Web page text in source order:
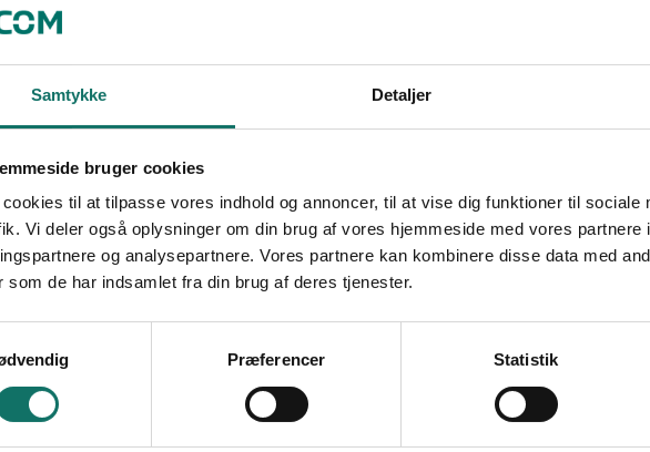
Samtykke Detaljer
bruger cookies
til at tilpasse vores indhold og annoncer, til at vise dig funktioner til sociale
Vi deler også oplysninger om din brug af vores hjemmeside med vores partnere
og analysepartnere. Vores partnere kan kombinere disse data med
som de har indsamlet fra din brug af deres tjenester.
Præferencer Statistik
strækning
at blive
mm